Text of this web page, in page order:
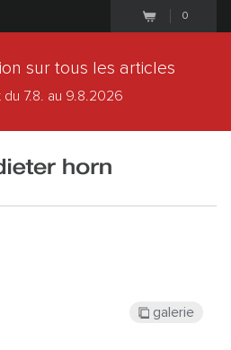
0
sur tous les articles
7.8. au 9.8.2026
galerie